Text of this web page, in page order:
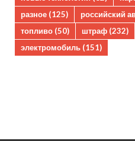
разное (125) российский
топливо (50) штраф (232)
электромобиль (151)